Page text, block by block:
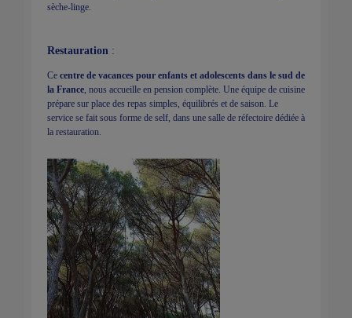
sèche-linge.
Restauration :
Ce centre de vacances pour enfants et adolescents dans le sud de
la France , nous accueille en pension complète. Une équipe de cuisine
prépare sur place des repas simples, équilibrés et de saison. Le
service se fait sous forme de self, dans une salle de réfectoire dédiée à
la restauration.